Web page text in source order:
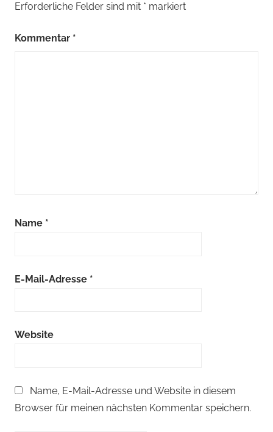
Erforderliche Felder sind mit * markiert
Kommentar *
Name *
E-Mail-Adresse *
Website
Name, E-Mail-Adresse und Website in diesem
Browser für meinen nächsten Kommentar speichern.